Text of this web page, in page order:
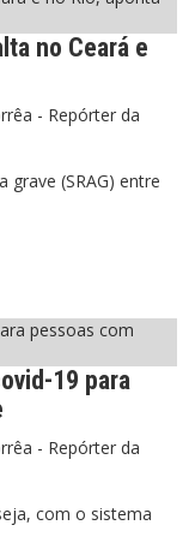
no Ceará e
- Repórter da
grave (SRAG) entre
19 para
- Repórter da
com o sistema